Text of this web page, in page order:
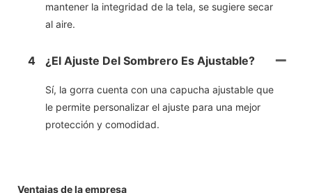
mantener la integridad de la tela, se sugiere secar
al aire.
4 ¿El Ajuste Del Sombrero Es Ajustable?
Sí, la gorra cuenta con una capucha ajustable que
le permite personalizar el ajuste para una mejor
protección y comodidad.
Ventajas de la empresa